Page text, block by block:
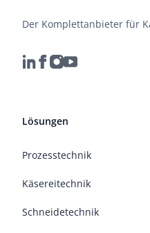
Der Komplettanbieter für
Lösungen
Prozesstechnik
Käsereitechnik
Schneidetechnik